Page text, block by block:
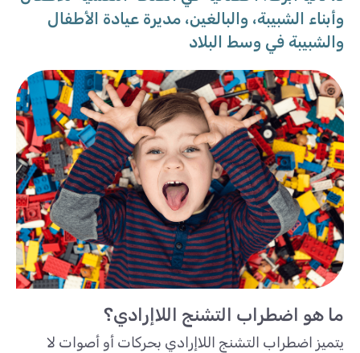
وأبناء الشبيبة، والبالغين، مديرة عيادة الأطفال
والشبيبة في وسط البلاد
ما هو اضطراب التشنج اللاإرادي؟
يتميز اضطراب التشنج اللاإرادي بحركات أو أصوات لا